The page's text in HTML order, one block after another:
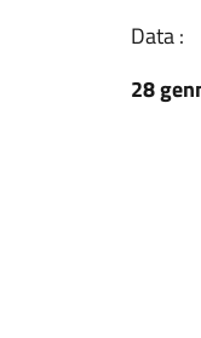
Data :
28